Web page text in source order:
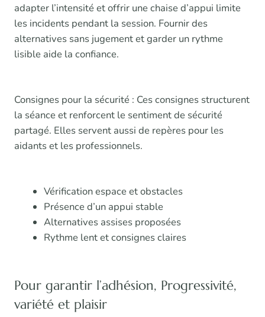
adapter l’intensité et offrir une chaise d’appui limite
les incidents pendant la session. Fournir des
alternatives sans jugement et garder un rythme
lisible aide la confiance.
Consignes pour la sécurité : Ces consignes structurent
la séance et renforcent le sentiment de sécurité
partagé. Elles servent aussi de repères pour les
aidants et les professionnels.
Vérification espace et obstacles
Présence d’un appui stable
Alternatives assises proposées
Rythme lent et consignes claires
Pour garantir l’adhésion, Progressivité,
variété et plaisir